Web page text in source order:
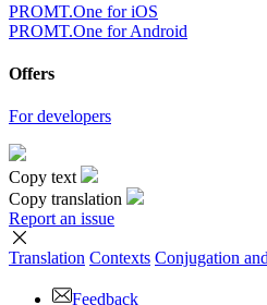
PROMT.One for iOS
PROMT.One for Android
Offers
For developers
Copy text
Copy translation
Report an issue
Translation Contexts Conjugation
Feedback